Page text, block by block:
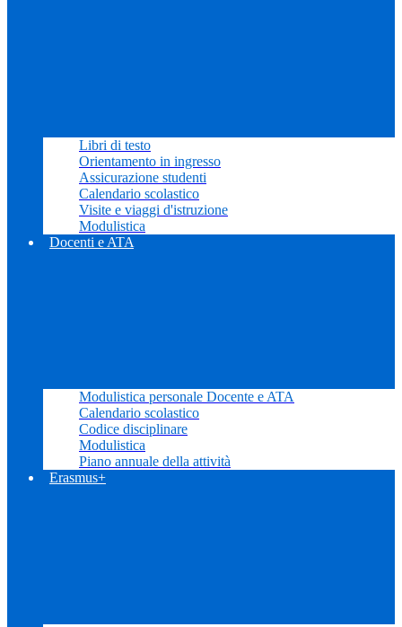
Libri di testo
Orientamento in ingresso
Assicurazione studenti
Calendario scolastico
Visite e viaggi d'istruzione
Modulistica
Docenti e ATA
Modulistica personale Docente e ATA
Calendario scolastico
Codice disciplinare
Modulistica
Piano annuale della attività
Erasmus+